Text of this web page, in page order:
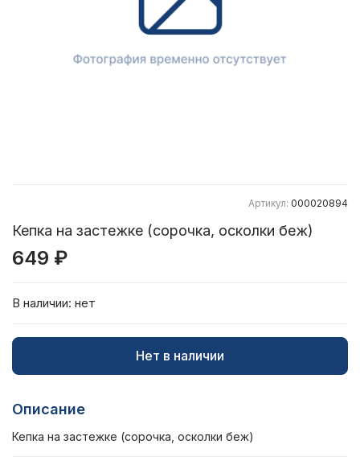
Артикул: 000020894
Кепка на застежке (сорочка, осколки беж)
649 ₽
В наличии: нет
Нет в наличии
Описание
Кепка на застежке (сорочка, осколки беж)